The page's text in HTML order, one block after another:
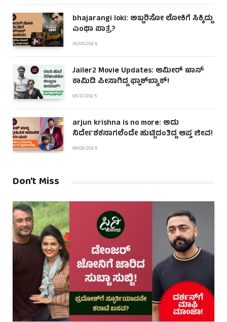
bhajarangi loki: ಅಬ್ಬರಿಸೋ ಲೋಕಿಗೆ ಸಿಕ್ಕಿದ್ದು
ಎಂಥಾ ಪಾತ್ರ?
30/05/2025
Jailer2 Movie Updates: ಆಮೀರ್ ಖಾನ್
ಕಾಮಿಡಿ ಪೀಸಾಗಿದ್ದ ಫ್ಲಾಶ್‌ಬ್ಯಾಕ್!
05/12/2025
arjun krishna is no more: ಅದು
ನಿರ್ದೇಶಕನಾಗಲೆಂದೇ ಹುಟ್ಟಿದಂತಿದ್ದ ಆಪ್ತ ಜೀವ!
09/03/2025
Don't Miss